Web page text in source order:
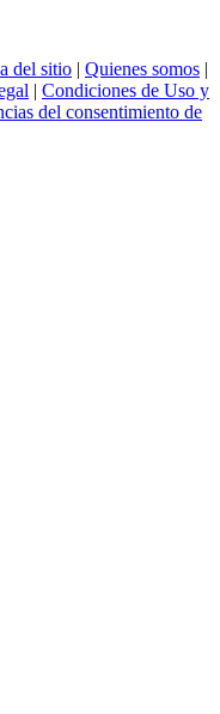
del sitio | Quienes somos |
| Condiciones de Uso y
del consentimiento de